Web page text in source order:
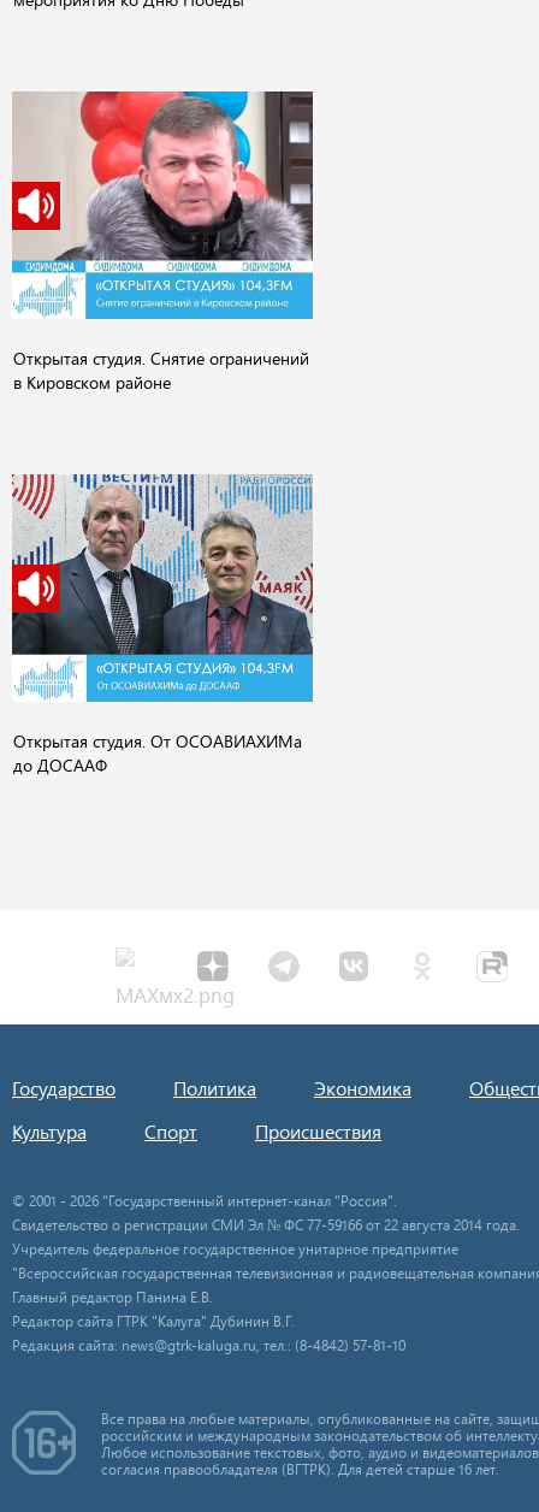
Открытая студия. Снятие ограничений
в Кировском районе
Открытая студия. От ОСОАВИАХИМа
до ДОСААФ
Государство Политика Экономика
Культура
Спорт Происшествия
© 2001 - 2026 "Государственный интернет-канал "Россия".
Свидетельство о регистрации СМИ Эл № ФС 77-59166 от 22 августа 2014 года.
Учредитель федеральное государственное унитарное предприятие
"Всероссийская государственная телевизионная и радиовещательная
Главный редактор Панина Е.В.
Редактор сайта ГТРК "Калуга" Дубинин В.Г.
Редакция сайта: news@gtrk-kaluga.ru, тел.: (8-4842) 57-81-10
Все права на любые материалы, опубликованные на сайте,
российским и международным законодательством об
Любое использование текстовых, фото, аудио и
согласия правообладателя (ВГТРК). Для детей старше 16 лет.